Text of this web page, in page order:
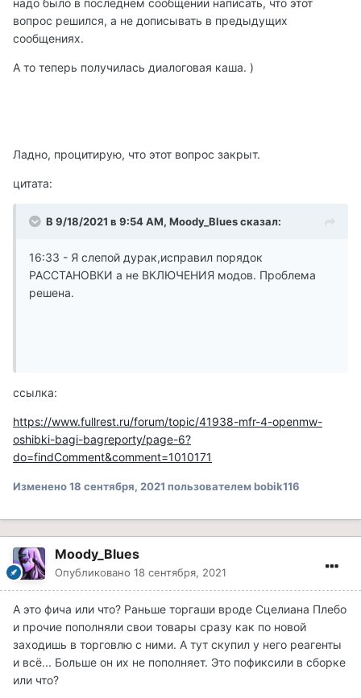
надо было в последнем сообщении написать, что этот
вопрос решился, а не дописывать в предыдущих
сообщениях.
А то теперь получилась диалоговая каша. )
Ладно, процитирую, что этот вопрос закрыт.
цитата:
В 9/18/2021 в 9:54 AM, Moody_Blues сказал:
16:33 - Я слепой дурак,исправил порядок
РАССТАНОВКИ а не ВКЛЮЧЕНИЯ модов. Проблема
решена.
ссылка:
https://www.fullrest.ru/forum/topic/41938-mfr-4-openmw-
oshibki-bagi-bagreporty/page-6?
do=findComment&comment=1010171
Изменено18 сентября, 2021 пользователем bobik116
Moody_Blues
Опубликовано 18 сентября, 2021
А это фича или что? Раньше торгаши вроде Сцелиана Плебо
и прочие пополняли свои товары сразу как по новой
заходишь в торговлю с ними. А тут скупил у него реагенты
и всё... Больше он их не пополняет. Это пофиксили в сборке
или что?